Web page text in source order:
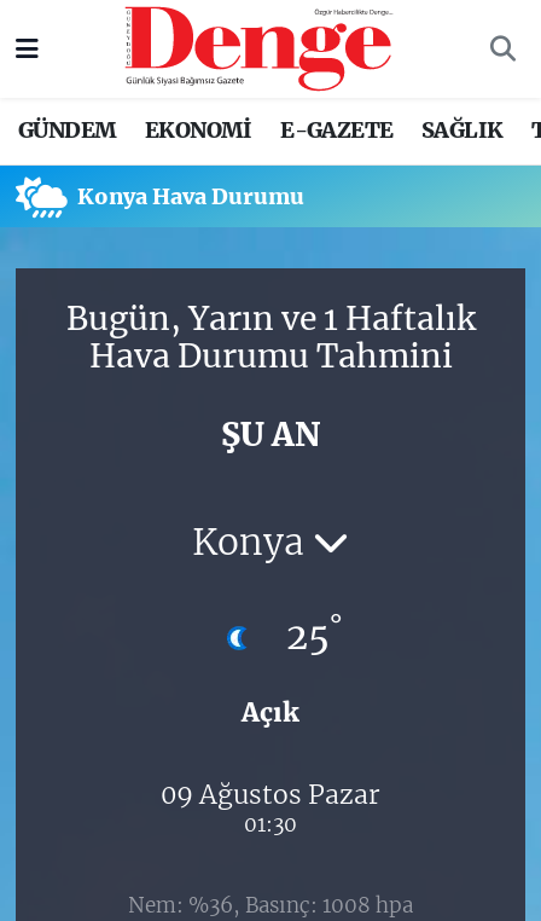
GÜNDEM EKONOMİ E-GAZETE SAĞLIK
Konya Hava Durumu
Bugün, Yarın ve 1 Haftalık
Hava Durumu Tahmini
ŞU AN
Konya
25°
Açık
09 Ağustos Pazar
01:30
Nem: %36, Basınç: 1008 hpa
Nöbetçi Eczaneler
Trafik Durumu
Süper Lig Puan Durumu ve Fikstür
Tüm Manşetler